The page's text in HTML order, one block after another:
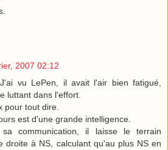
2007 02:12
vu LePen, il avait l'air bien fatigué,
luttant dans l'effort.
pour tout dire.
est d'une grande intelligence.
communication, il laisse le terrain
droite à NS, calculant qu'au plus NS en